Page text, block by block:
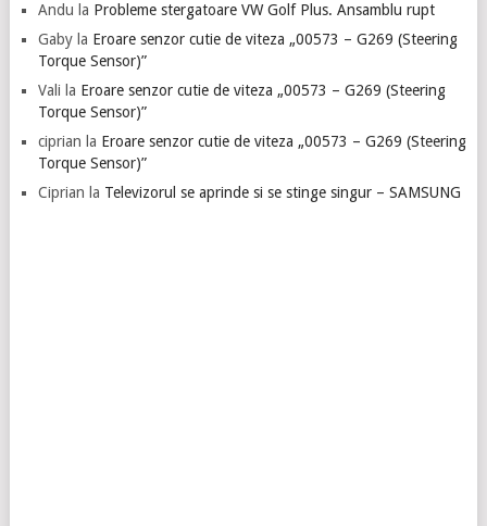
Andu la Probleme stergatoare VW Golf Plus. Ansamblu rupt
Gabyla Eroare senzor cutie de viteza „00573 – G269 (Steering
Torque Sensor)”
Vali la Eroare senzor cutie de viteza „00573 – G269 (Steering
Torque Sensor)”
ciprian la Eroare senzor cutie de viteza „00573 – G269 (Steering
Torque Sensor)”
Ciprian la Televizorul se aprinde si se stinge singur – SAMSUNG